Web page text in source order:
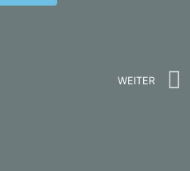
WEITER